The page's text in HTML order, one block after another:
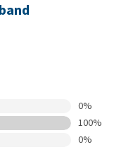
0%
100%
0%